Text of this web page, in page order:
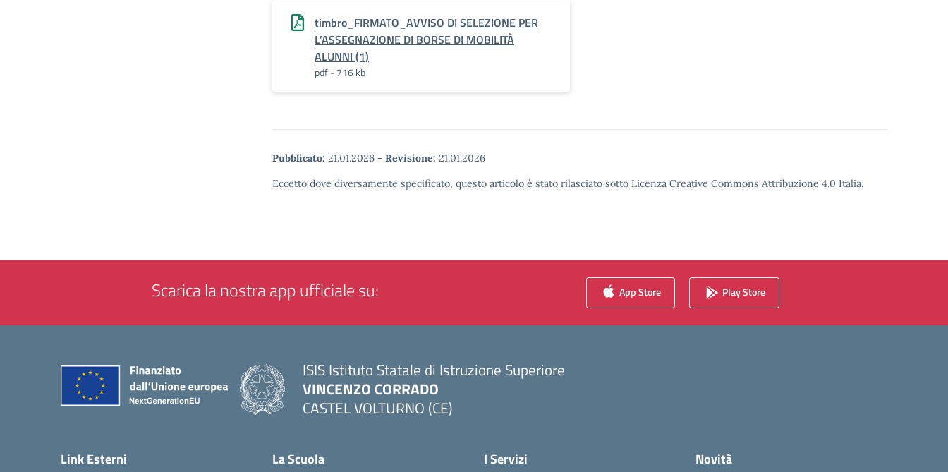
timbro_FIRMATO_AVVISO DI SELEZIONE PER
L’ASSEGNAZIONE DI BORSE DI MOBILITÀ
ALUNNI (1)
pdf - 716 kb
Pubblicato: 21.01.2026 - Revisione: 21.01.2026
Eccetto dove diversamente specificato, questo articolo è stato rilasciato sotto Licenza Creative Commons Attribuzione 4.0 Italia.
Scarica la nostra app ufficiale su: App Store Play Store
ISIS Istituto Statale di Istruzione Superiore
VINCENZO CORRADO
CASTEL VOLTURNO (CE)
Link Esterni La Scuola I Servizi Novità